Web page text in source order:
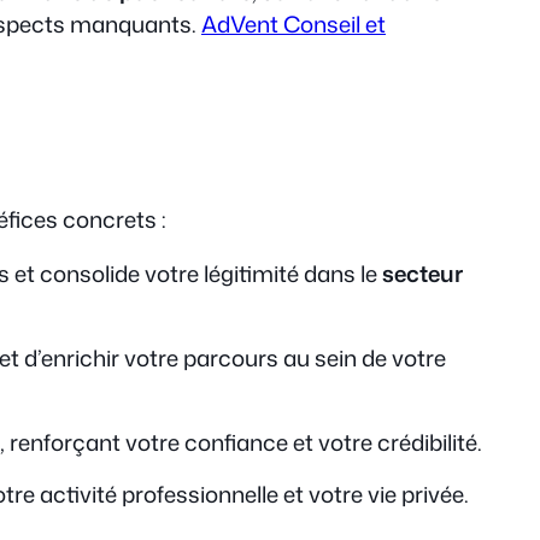
manquants.AdVent Conseil et
concrets :
et consolide votre légitimité dans lesecteur
d’enrichir votre parcours au sein de votre
renforçant votre confiance et votre crédibilité.
activité professionnelle et votre vie privée.